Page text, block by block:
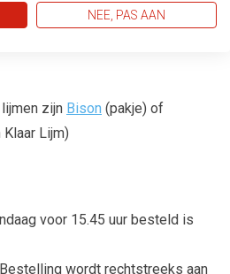
53cm breed
zijn Bison (pakje) of
Klaar Lijm)
voor 15.45 uur besteld is
Bestelling wordt rechtstreeks aan
NEE, PAS AAN